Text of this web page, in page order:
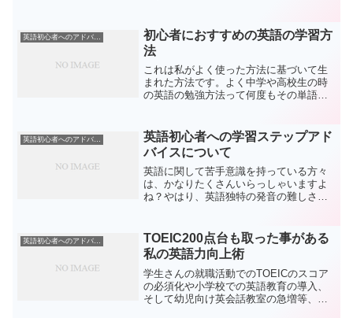
必要性はかなり高くなります。旅行に行
ったときに、意思疎通を取...
英語初心者へのアドバイス
初心者におすすめの英語の学習方
法
これは私がよく使った方法に基づいて生
まれた方法です。よく中学や高校生の時
の英語の勉強方法って何度もその単語を
わる個々の興味というのがあります。文
法にしても苦手な文法、得...
英語初心者へのアドバイス
英語初心者への学習ステップアド
バイスについて
英語に関して苦手意識を持っている方々
は、かなりたくさんいらっしゃいますよ
ね？やはり、英語独特の発音の難しさで
を思っていらっしゃる人も少なくはない
でしょう。しかし、何事...
英語初心者へのアドバイス
TOEIC200点台も取った事がある
私の英語力向上術
学生さんの就職活動でのTOEICのスコア
の必須化や小学校での英語教育の導入、
そして幼児向け英会話教室の急増等、昨